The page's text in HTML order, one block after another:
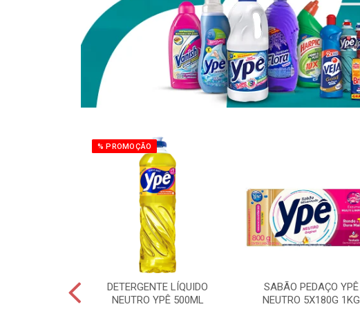
% PROMOÇÃO
DETERGENTE LÍQUIDO
NEUTRO YPÊ 500ML
SABÃO PEDAÇO YPÊ
NEUTRO 5X180G 1KG